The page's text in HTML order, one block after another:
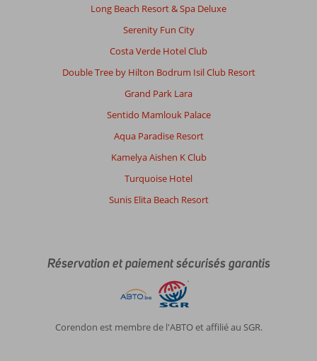
Long Beach Resort & Spa Deluxe
Serenity Fun City
Costa Verde Hotel Club
Double Tree by Hilton Bodrum Isil Club Resort
Grand Park Lara
Sentido Mamlouk Palace
Aqua Paradise Resort
Kamelya Aishen K Club
Turquoise Hotel
Sunis Elita Beach Resort
Réservation et paiement sécurisés garantis
Corendon est membre de l'ABTO et affilié au SGR.